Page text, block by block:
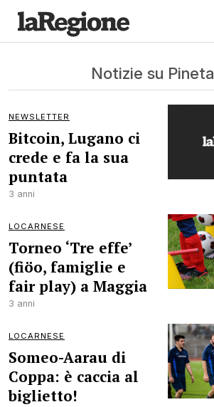
Notizie su Pineta
NEWSLETTER
Bitcoin, Lugano ci
crede e fa la sua
puntata
3 anni
LOCARNESE
Torneo ‘Tre effe’
(fiöo, famiglie e
fair play) a Maggia
3 anni
LOCARNESE
Someo-Aarau di
Coppa: è caccia al
biglietto!